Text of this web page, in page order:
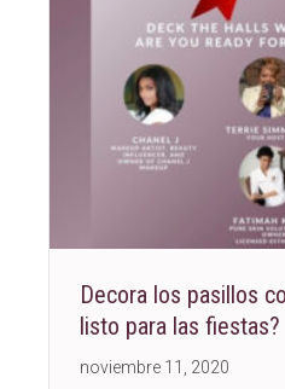
Decora los pasillos
listo para las fiestas?
noviembre 11, 2020